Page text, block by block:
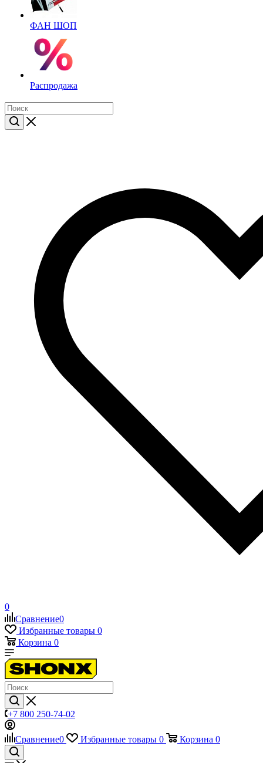
ФАН ШОП
Распродажа
0
Сравнение0
Избранные товары 0
Корзина 0
+7 800 250-74-02
Сравнение0 Избранные товары 0 Корзина 0